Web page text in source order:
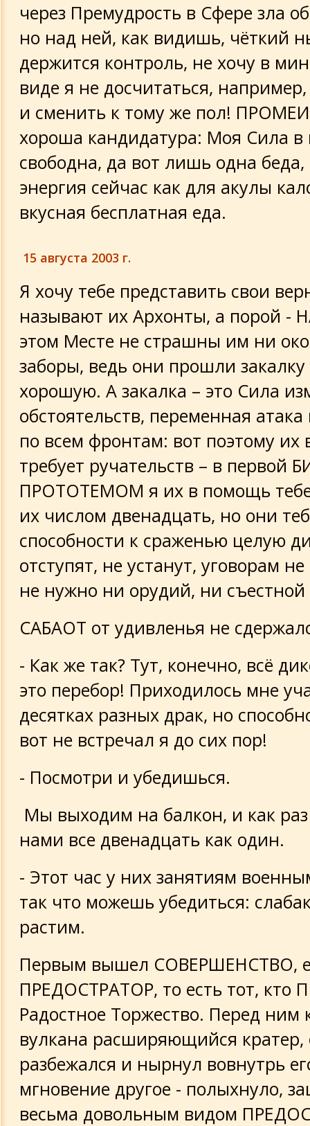
через Премудрость в Сфере зла
но над ней, как видишь, чёткий
держится контроль, не хочу в
виде я не досчитаться,
и сменить к тому же пол!
хороша кандидатура: Моя Сила в
свободна, да вот лишь одна
энергия сейчас как для акулы
вкусная бесплатная еда.
15 августа 2003 г.
Я хочу тебе представить свои
называют их Архонты, а порой -
этом Месте не страшны им ни
заборы, ведь они прошли
хорошую. А закалка – это Сила
обстоятельств, переменная
по всем фронтам: вот поэтому их
требует ручательств – в первой
ПРОТОТЕМОМ я их в помощь
их числом двенадцать, но они
способности к сраженью целую
отступят, не устанут, уговорам
не нужно ни орудий, ни
САБАОТ от удивленья не
- Как же так? Тут, конечно, всё
это перебор! Приходилось мне
десятках разных драк, но
вот не встречал я до сих пор!
- Посмотри и убедишься.
Мы выходим на балкон, и как
нами все двенадцать как один.
- Этот час у них занятиям
так что можешь убедиться:
растим.
Первым вышел СОВЕРШЕНСТВО,
ПРЕДОСТРАТОР, то есть тот, кто
Радостное Торжество. Перед ним
вулкана расширяющийся кратер,
разбежался и нырнул вовнутрь
мгновение другое - полыхнуло,
весьма довольным видом